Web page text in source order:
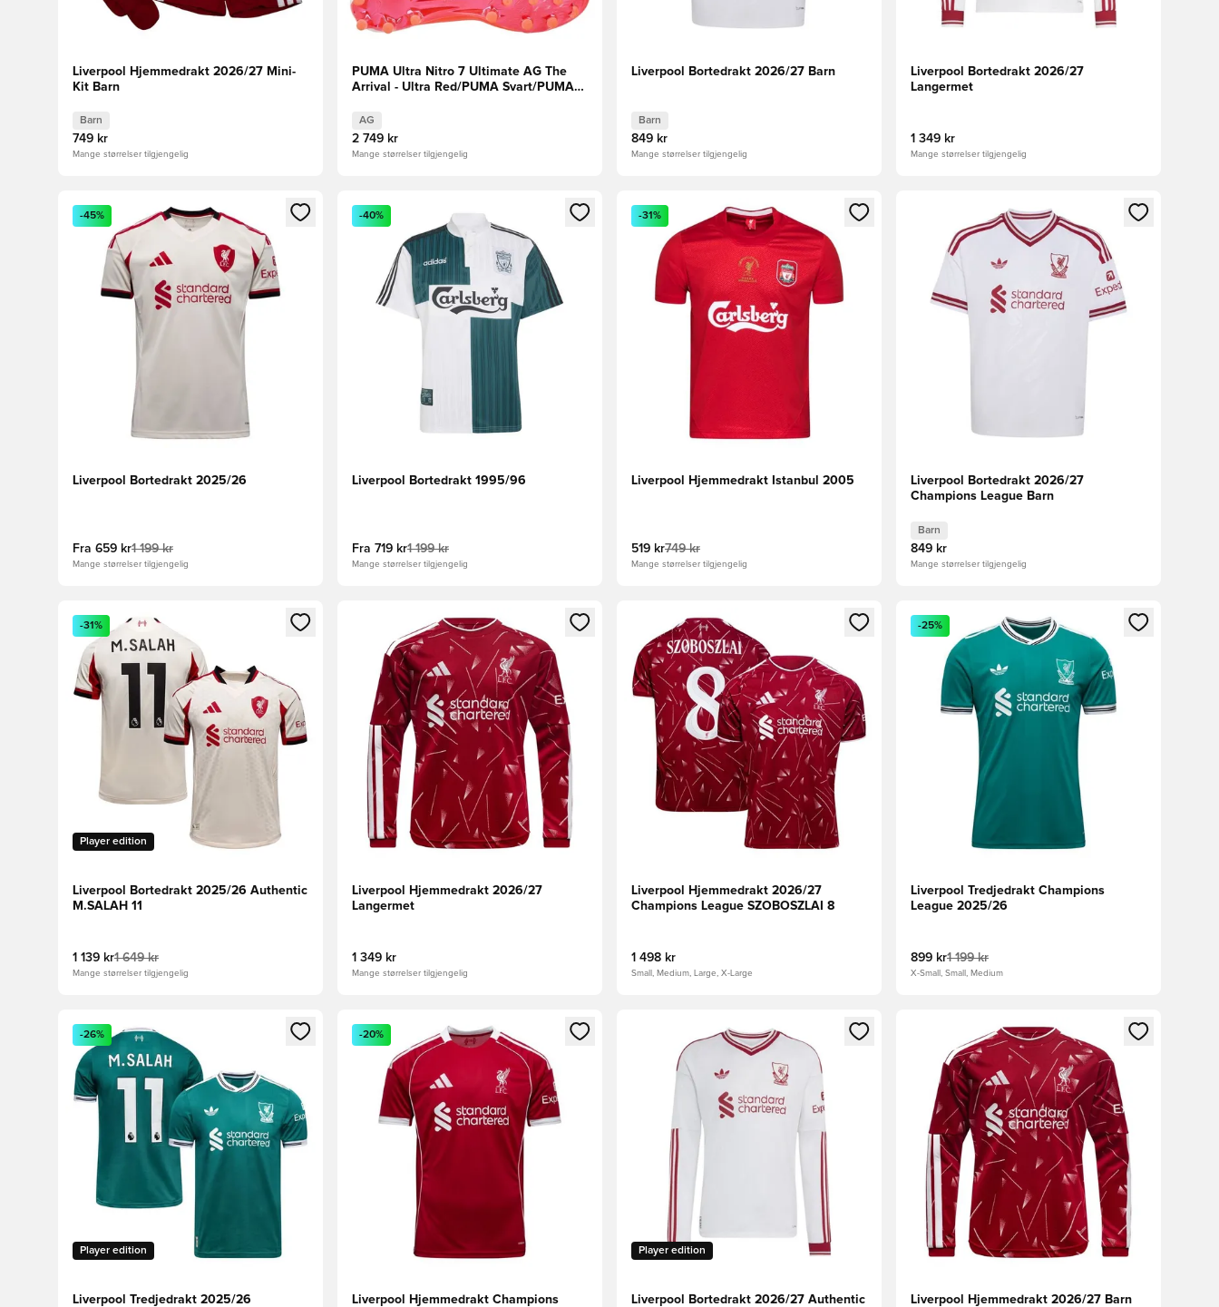
Liverpool Hjemmedrakt 2026/27 Mini-
Kit Barn
Barn
749 kr
Mange størrelser tilgjengelig
PUMA Ultra Nitro 7 Ultimate AG The
Arrival - Ultra Red/PUMA Svart/PUMA
AG
2 749 kr
Mange størrelser tilgjengelig
Liverpool Bortedrakt 2026/27 Barn
Barn
849 kr
Mange størrelser tilgjengelig
Liverpool Bortedrakt 2026/27
Langermet
1 349 kr
Mange størrelser tilgjengelig
Åpner en Modal for å logge inn eller registrere deg som medlem
-45%
Liverpool Bortedrakt 2025/26
Fra 659 kr1 199 kr
Mange størrelser tilgjengelig
Åpner en Modal for å logge inn eller registrere deg som medlem
-40%
Liverpool Bortedrakt 1995/96
Fra 719 kr1 199 kr
Mange størrelser tilgjengelig
Åpner en Modal for å logge inn eller registrere deg som medlem
-31%
Liverpool Hjemmedrakt Istanbul 2005
519 kr749 kr
Mange størrelser tilgjengelig
Åpner en Modal for å logge inn eller registrere
Liverpool Bortedrakt 2026/27
Champions League Barn
Barn
849 kr
Mange størrelser tilgjengelig
Åpner en Modal for å logge inn eller registrere deg som medlem
Player edition
-31%
Liverpool Bortedrakt 2025/26 Authentic
M.SALAH 11
1 139 kr1 649 kr
Mange størrelser tilgjengelig
Åpner en Modal for å logge inn eller registrere deg som medlem
Liverpool Hjemmedrakt 2026/27
Langermet
1 349 kr
Mange størrelser tilgjengelig
Åpner en Modal for å logge inn eller registrere deg som medlem
Liverpool Hjemmedrakt 2026/27
Champions League SZOBOSZLAI 8
1 498 kr
Small, Medium, Large, X-Large
Åpner en Modal for å logge inn eller registrere
-25%
Liverpool Tredjedrakt Champions
League 2025/26
899 kr1 199 kr
X-Small, Small, Medium
Åpner en Modal for å logge inn eller registrere deg som medlem
Player edition
-26%
Liverpool Tredjedrakt 2025/26
Åpner en Modal for å logge inn eller registrere deg som medlem
-20%
Liverpool Hjemmedrakt Champions
Åpner en Modal for å logge inn eller registrere deg som medlem
Player edition
Liverpool Bortedrakt 2026/27 Authentic
Åpner en Modal for å logge inn eller registrere
Liverpool Hjemmedrakt 2026/27 Barn